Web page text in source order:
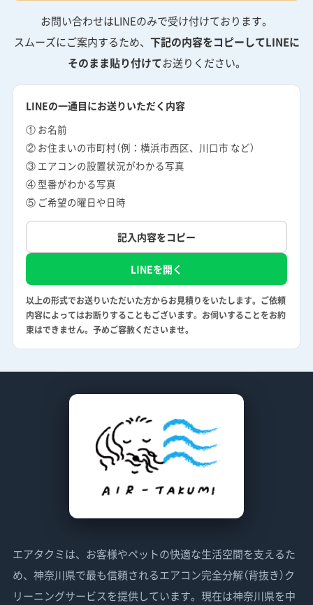
お問い合わせはLINEのみで受け付けております。
スムーズにご案内するため、 下記の内容をコピーしてLINEに
そのまま貼り付けてお送りください。
LINEの一通目にお送りいただく内容
① お名前
② お住まいの市町村（例：横浜市西区、川口市 など）
③ エアコンの設置状況がわかる写真
④ 型番がわかる写真
⑤ ご希望の曜日や日時
記入内容をコピー
LINEを開く
以上の形式でお送りいただいた方からお見積りをいたします。ご依頼
内容によってはお断りすることもございます。お伺いすることをお約
束はできません。予めご容赦くださいませ。
エアタクミは、お客様やペットの快適な生活空間を支えるた
め、神奈川県で最も信頼されるエアコン完全分解（背抜き）ク
リーニングサービスを提供しています。現在は神奈川県を中